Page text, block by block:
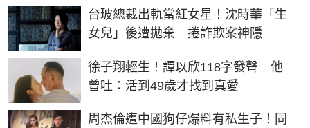
台玻總裁出軌當紅女星！沈時華「生
女兒」後遭拋棄 捲詐欺案神隱
徐子翔輕生！譚以欣118字發聲 他
曾吐：活到49歲才找到真愛
周杰倫遭中國狗仔爆料有私生子！同